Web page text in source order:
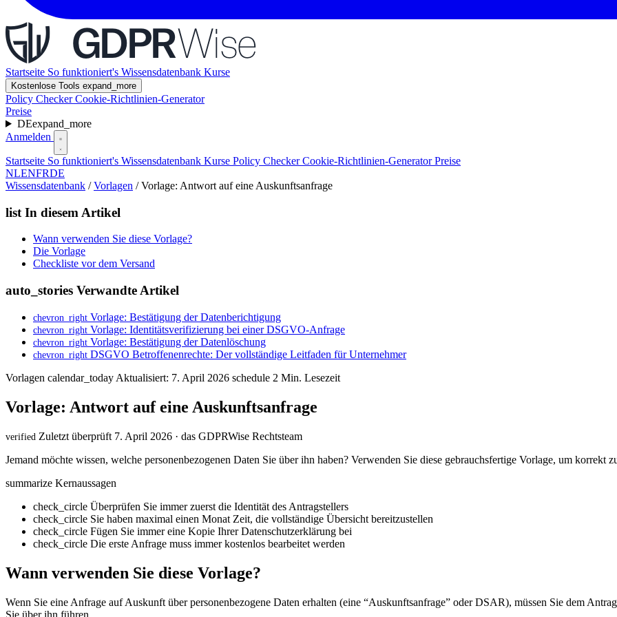
Startseite So funktioniert's Wissensdatenbank Kurse
Kostenlose Tools expand_more
Policy CheckerCookie-Richtlinien-Generator
Preise
DEexpand_more
Anmelden
Startseite So funktioniert's Wissensdatenbank Kurse Policy CheckerCookie-Richtlinien-GeneratorPreise
NLENFRDE
Wissensdatenbank / Vorlagen / Vorlage: Antwort auf eine Auskunftsanfrage
list In diesem Artikel
Wann verwenden Sie diese Vorlage?
Die Vorlage
Checkliste vor dem Versand
auto_stories Verwandte Artikel
chevron_right Vorlage: Bestätigung der Datenberichtigung
chevron_right Vorlage: Identitätsverifizierung bei einer DSGVO-Anfrage
chevron_right Vorlage: Bestätigung der Datenlöschung
chevron_right DSGVO Betroffenenrechte: Der vollständige Leitfaden für Unternehmer
Vorlagen calendar_today Aktualisiert: 7. April 2026 schedule 2 Min. Lesezeit
Vorlage: Antwort auf eine Auskunftsanfrage
verified Zuletzt überprüft 7. April 2026 · das GDPRWise Rechtsteam
Jemand möchte wissen, welche personenbezogenen Daten Sie über ihn haben? Verwenden Sie diese gebrauchsfertige Vorlage, um korrekt
summarize Kernaussagen
check_circle Überprüfen Sie immer zuerst die Identität des Antragstellers
check_circle Sie haben maximal einen Monat Zeit, die vollständige Übersicht bereitzustellen
check_circle Fügen Sie immer eine Kopie Ihrer Datenschutzerklärung bei
check_circle Die erste Anfrage muss immer kostenlos bearbeitet werden
Wann verwenden Sie diese Vorlage?
Wenn Sie eine Anfrage auf Auskunft über personenbezogene Daten erhalten (eine “Auskunftsanfrage” oder DSAR), müssen Sie dem
Sie über ihn führen.